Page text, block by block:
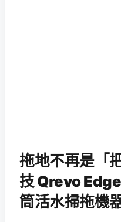
拖地不再是「
技 Qrevo
筒活水掃拖機